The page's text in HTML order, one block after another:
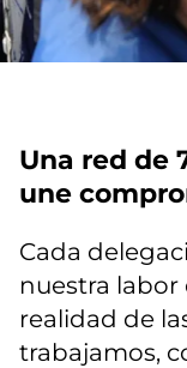
Una red de
une
Cada
nuestra labor
realidad de
trabajamos,